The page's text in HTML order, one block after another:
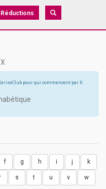
Réductions
pour qui commencent par X.
f g h i j k
s t u v w